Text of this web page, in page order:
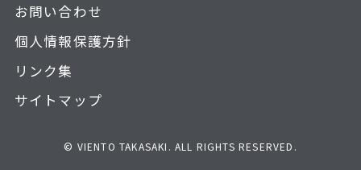
お問い合わせ
個人情報保護方針
リンク集
サイトマップ
© VIENTO TAKASAKI. ALL RIGHTS RESERVED.